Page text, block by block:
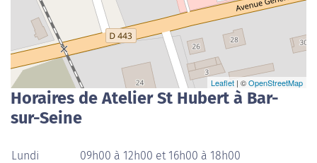
Leaflet | ©OpenStreetMap
Horaires de Atelier St Hubert à Bar-
sur-Seine
Lundi
09h00 à 12h00 et 16h00 à 18h00